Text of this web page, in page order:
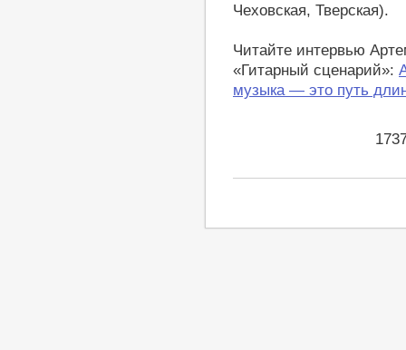
Чеховская, Тверская).
Читайте интервью
«Гитарный сценарий»:
музыка — это путь